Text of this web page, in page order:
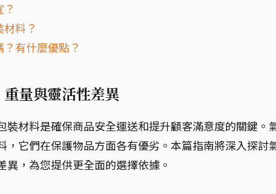
料？
有什麼優點？
量與靈活性差異
裝材料是確保商品安全運送和提升顧客滿意度的關鍵。
，它們在保護物品方面各有優劣。本篇指南將深入探討
，為您提供更全面的選擇依據。